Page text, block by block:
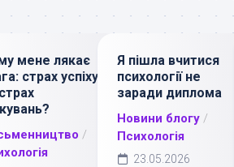
мене лякає
страх успіху
/
Я пішла вчитися
психології не
заради диплома
Новини блогу /
Психологія
23.05.2026